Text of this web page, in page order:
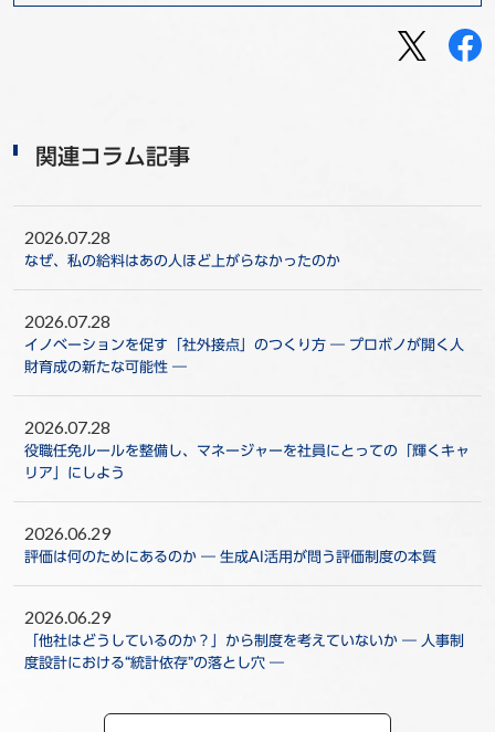
関連コラム記事
2026.07.28
なぜ、私の給料はあの人ほど上がらなかったのか
2026.07.28
イノベーションを促す「社外接点」のつくり方 ― プロボノが開く人
財育成の新たな可能性 ―
2026.07.28
役職任免ルールを整備し、マネージャーを社員にとっての「輝くキャ
リア」にしよう
2026.06.29
評価は何のためにあるのか ― 生成AI活用が問う評価制度の本質
2026.06.29
「他社はどうしているのか？」から制度を考えていないか ― 人事制
度設計における“統計依存”の落とし穴 ―